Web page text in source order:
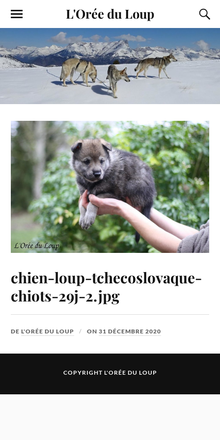
L'Orée du Loup
chien-loup-tchecoslovaque-
chiots-29j-2.jpg
DEL'ORÉE DU LOUP ON31 DÉCEMBRE 2020
COPYRIGHT L'ORÉE DU LOUP